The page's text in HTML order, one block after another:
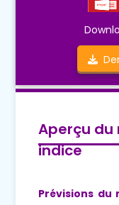
Aperçu
indice
Prévisions du